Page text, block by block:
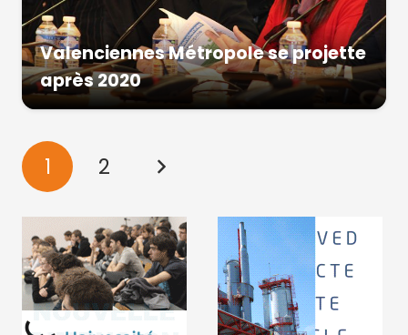
Valenciennes Métropole se projette
après 2020
1 2